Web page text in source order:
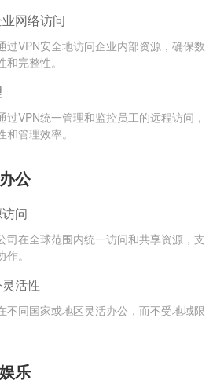
网络访问
过VPN安全地访问企业内部资源，确保数
完整性。
过VPN统一管理和监控员工的远程访问，
和管理效率。
公
问
司在全球范围内统一访问和共享资源，支
。
活性
不同国家或地区灵活办公，而不受地域限
乐